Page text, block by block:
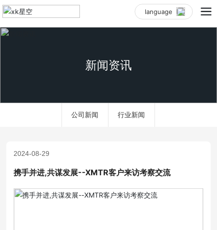
language
新闻资讯
公司新闻 行业新闻
2024-08-29
携手并进,共谋发展--XMTR客户来访考察交流